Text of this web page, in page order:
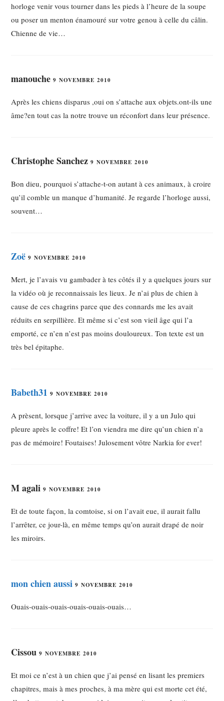
horloge venir vous tourner dans les pieds à l’heure de la soupe
ou poser un menton énamouré sur votre genou à celle du câlin.
Chienne de vie…
manouche9 NOVEMBRE 2010
Après les chiens disparus ,oui on s’attache aux objets.ont-ils une
âme?en tout cas la notre trouve un réconfort dans leur présence.
Christophe Sanchez9 NOVEMBRE 2010
Bon dieu, pourquoi s’attache-t-on autant à ces animaux, à croire
qu’il comble un manque d’humanité. Je regarde l’horloge aussi,
souvent…
Zoë 9 NOVEMBRE 2010
Mert, je l’avais vu gambader à tes côtés il y a quelques jours sur
la vidéo où je reconnaissais les lieux. Je n’ai plus de chien à
cause de ces chagrins parce que des connards me les avait
réduits en serpillière. Et même si c’est son vieil âge qui l’a
emporté, ce n’en n’est pas moins douloureux. Ton texte est un
très bel épitaphe.
Babeth31 9 NOVEMBRE 2010
A prèsent, lorsque j’arrive avec la voiture, il y a un Julo qui
pleure après le coffre! Et l’on viendra me dire qu’un chien n’a
pas de mémoire! Foutaises! Julosement vôtre Narkia for ever!
M agali9 NOVEMBRE 2010
Et de toute façon, la comtoise, si on l’avait eue, il aurait fallu
l’arrêter, ce jour-là, en même temps qu’on aurait drapé de noir
les miroirs.
mon chien aussi 9 NOVEMBRE 2010
Ouais-ouais-ouais-ouais-ouais-ouais…
Cissou9 NOVEMBRE 2010
Et moi ce n’est à un chien que j’ai pensé en lisant les premiers
chapitres, mais à mes proches, à ma mère qui est morte cet été,